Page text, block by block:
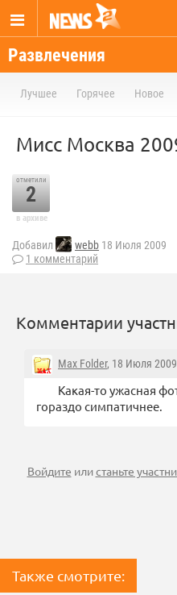
Развлечения
Лучшее Горячее Новое
Мисс Москва
отметили
2
в архиве
Добавил webb 18 Июля 2009
1 комментарий
Комментарии
Max Folder, 18 Июля
Какая-то ужасная
гораздо симпатичнее.
Войдите илистаньте
Также смотрите: